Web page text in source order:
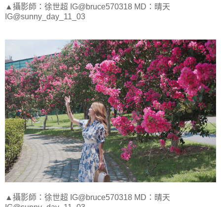
▲攝影師：徐世超 IG@bruce570318 MD：晴天
IG@sunny_day_11_03
▲攝影師：徐世超 IG@bruce570318 MD：晴天